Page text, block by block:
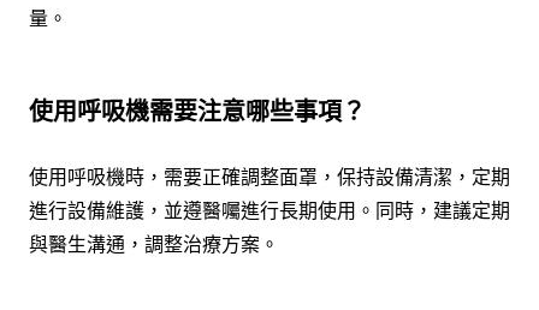
量。
使用呼吸機需要注意哪些事項？
使用呼吸機時，需要正確調整面罩，保持設備清潔，定期
進行設備維護，並遵醫囑進行長期使用。同時，建議定期
與醫生溝通，調整治療方案。